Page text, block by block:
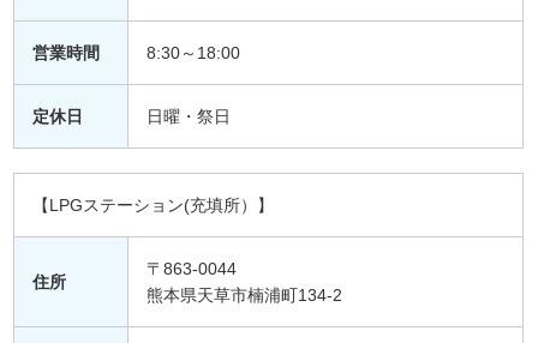
営業時間 8:30～18:00
定休日 日曜・祭日
【LPGステーション(充填所）】
住所
〒863-0044
熊本県天草市楠浦町134-2